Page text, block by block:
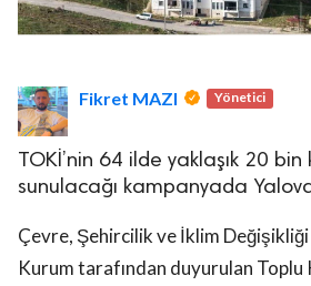
Fikret MAZI Yönetici
TOKİ’nin 64 ilde yaklaşık 20
sunulacağı kampanyada
Çevre, Şehircilik ve İklim
Kurum tarafından duyurulan